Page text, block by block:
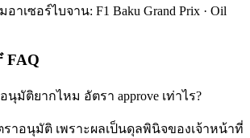
าเซอร์ไบจาน: F1 Baku Grand Prix · Oil
FAQ
มัติยากไหม อัตรา approve เท่าไร?
ราอนุมัติ เพราะผลเป็นดุลพินิจของเจ้าหน้าที่